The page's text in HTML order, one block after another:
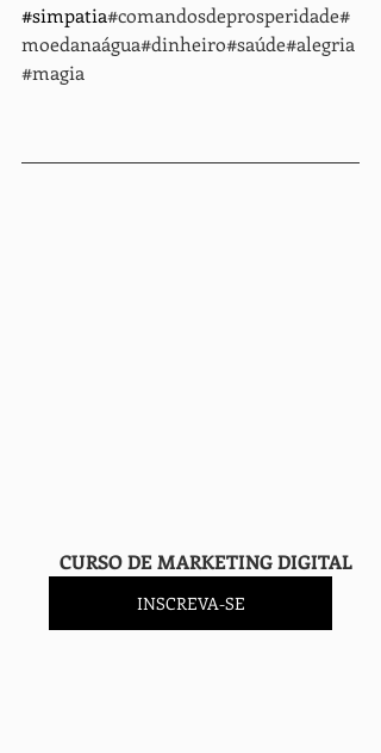
#simpatia#comandosdeprosperidade#
moedanaágua#dinheiro#saúde#alegria
#magia
        CURSO DE MARKETING DIGITAL
INSCREVA-SE